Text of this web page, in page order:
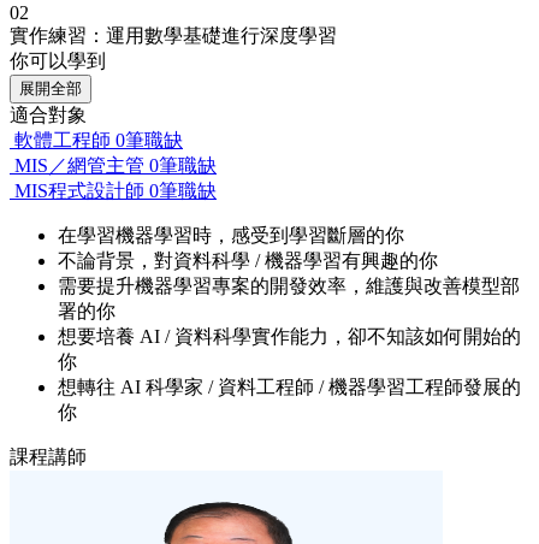
02
實作練習：運用數學基礎進行深度學習
你可以學到
展開全部
適合對象
軟體工程師 0筆職缺
MIS／網管主管 0筆職缺
MIS程式設計師 0筆職缺
在學習機器學習時，感受到學習斷層的你
不論背景，對資料科學 / 機器學習有興趣的你
需要提升機器學習專案的開發效率，維護與改善模型部
署的你
想要培養 AI / 資料科學實作能力，卻不知該如何開始的
你
想轉往 AI 科學家 / 資料工程師 / 機器學習工程師發展的
你
課程講師